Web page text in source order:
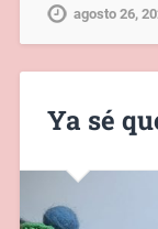
agosto 26,
Ya sé